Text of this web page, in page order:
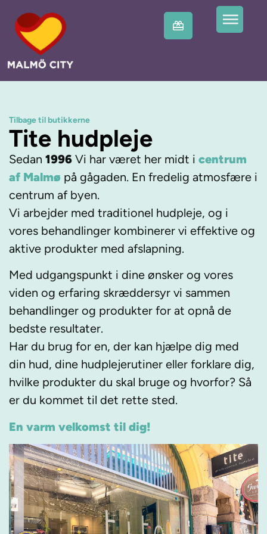
Tilbage til butikkerne
Tite hudpleje
Sedan 1996 Vi har været her midt i centrum
af Malmø på gågaden. En fredelig atmosfære i
centrum af byen.
Vi arbejder med traditionel hudpleje, og i
vores behandlinger kombinerer vi effektive og
aktive produkter med afslapning.
Med udgangspunkt i dine ønsker og vores
viden og erfaring skræddersyr vi sammen
behandlinger og produkter for at opnå de
bedste resultater.
Har du brug for en, der kan hjælpe dig med
din hud, dine hudplejerutiner eller forklare dig,
hvilke produkter du skal bruge og hvorfor? Så
er du kommet til det rette sted.
En varm velkomst til dig!